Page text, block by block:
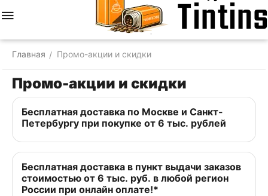
Главная / Промо-акции и скидки
Промо-акции и скидки
Бесплатная доставка по Москве и Санкт-
Петербургу при покупке от 6 тыс. рублей
Бесплатная доставка в пункт выдачи заказов
стоимостью от 6 тыс. руб. в любой регион
России при онлайн оплате!*
Корзина Отложенные
товары
Аккаунт